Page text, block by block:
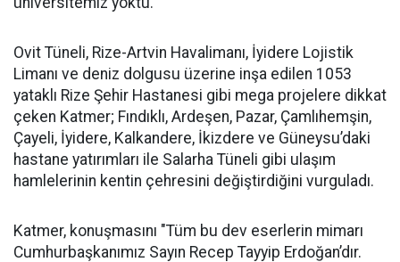
Ovit Tüneli, Rize-Artvin Havalimanı, İyidere Lojistik
Limanı ve deniz dolgusu üzerine inşa edilen 1053
yataklı Rize Şehir Hastanesi gibi mega projelere dikkat
çeken Katmer; Fındıklı, Ardeşen, Pazar, Çamlıhemşin,
Çayeli, İyidere, Kalkandere, İkizdere ve Güneysu’daki
hastane yatırımları ile Salarha Tüneli gibi ulaşım
hamlelerinin kentin çehresini değiştirdiğini vurguladı.
Katmer, konuşmasını "Tüm bu dev eserlerin mimarı
Cumhurbaşkanımız Sayın Recep Tayyip Erdoğan’dır.